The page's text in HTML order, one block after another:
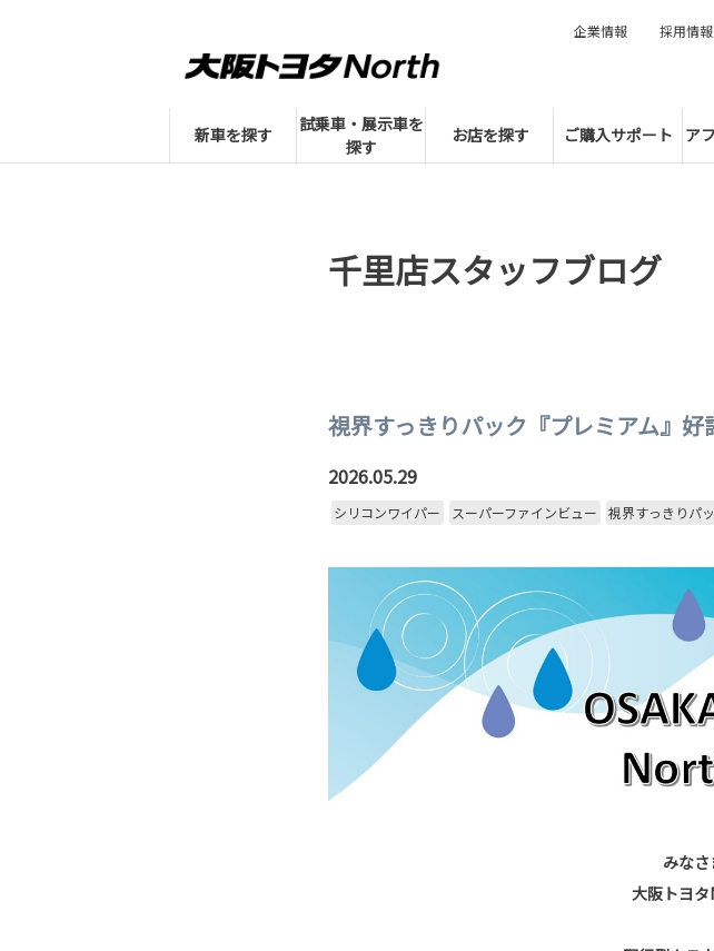
新車を探す
試乗車・展示車を
探す
お店を探す ご購入サポート ア
企業情報 採用情報
千里店スタッフブログ
視界すっきりパック『プレミアム』
2026.05.29
シリコンワイパー スーパーファインビュー 視界すっきりパ
みな
大阪トヨ